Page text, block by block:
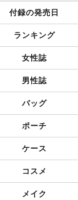
付録の発売日
ランキング
女性誌
男性誌
バッグ
ポーチ
ケース
コスメ
メイク